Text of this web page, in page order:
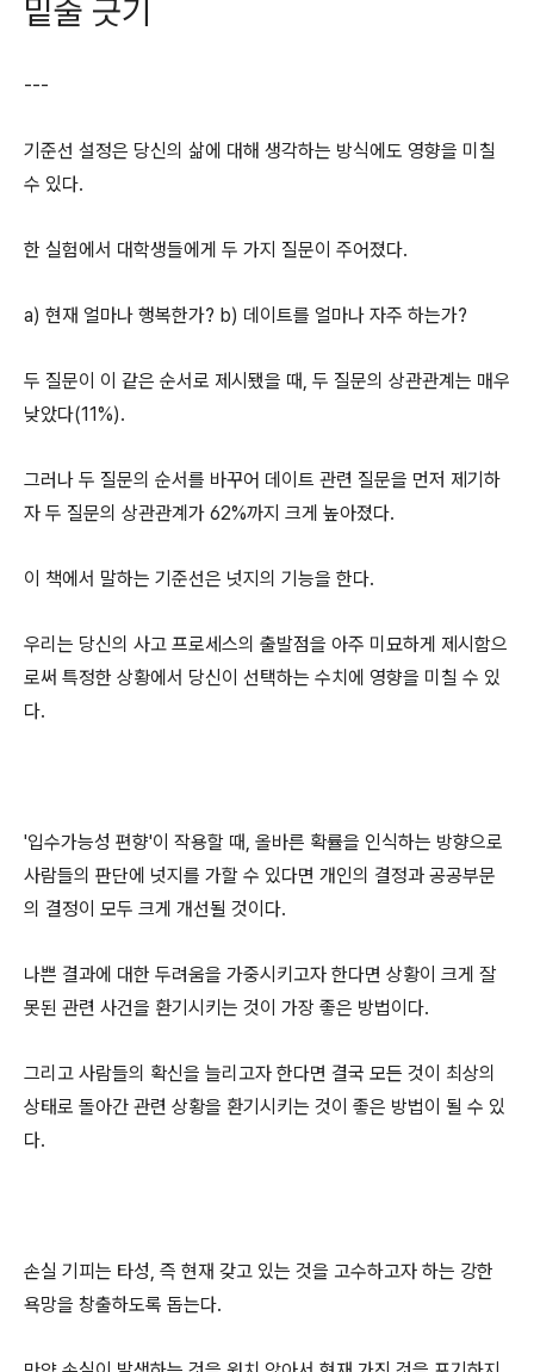
밑줄 긋기
---
기준선 설정은 당신의 삶에 대해 생각하는 방식에도 영향을 미칠
수 있다.
한 실험에서 대학생들에게 두 가지 질문이 주어졌다.
a) 현재 얼마나 행복한가? b) 데이트를 얼마나 자주 하는가?
두 질문이 이 같은 순서로 제시됐을 때, 두 질문의 상관관계는 매우
낮았다(11%).
그러나 두 질문의 순서를 바꾸어 데이트 관련 질문을 먼저 제기하
자 두 질문의 상관관계가 62%까지 크게 높아졌다.
이 책에서 말하는 기준선은 넛지의 기능을 한다.
우리는 당신의 사고 프로세스의 출발점을 아주 미묘하게 제시함으
로써 특정한 상황에서 당신이 선택하는 수치에 영향을 미칠 수 있
다.
'입수가능성 편향'이 작용할 때, 올바른 확률을 인식하는 방향으로
사람들의 판단에 넛지를 가할 수 있다면 개인의 결정과 공공부문
의 결정이 모두 크게 개선될 것이다.
나쁜 결과에 대한 두려움을 가중시키고자 한다면 상황이 크게 잘
못된 관련 사건을 환기시키는 것이 가장 좋은 방법이다.
그리고 사람들의 확신을 늘리고자 한다면 결국 모든 것이 최상의
상태로 돌아간 관련 상황을 환기시키는 것이 좋은 방법이 될 수 있
다.
손실 기피는 타성, 즉 현재 갖고 있는 것을 고수하고자 하는 강한
욕망을 창출하도록 돕는다.